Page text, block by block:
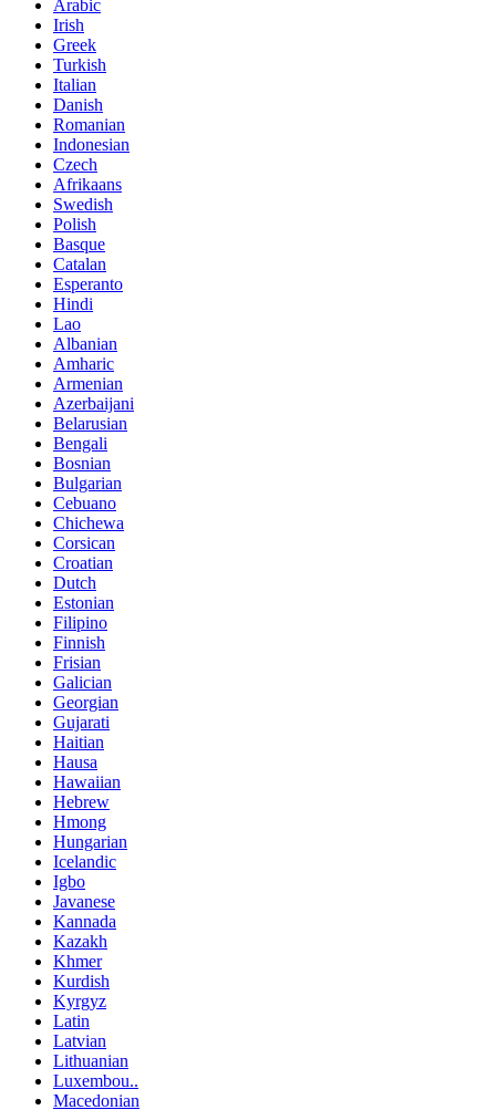
Arabic
Irish
Greek
Turkish
Italian
Danish
Romanian
Indonesian
Czech
Afrikaans
Swedish
Polish
Basque
Catalan
Esperanto
Hindi
Lao
Albanian
Amharic
Armenian
Azerbaijani
Belarusian
Bengali
Bosnian
Bulgarian
Cebuano
Chichewa
Corsican
Croatian
Dutch
Estonian
Filipino
Finnish
Frisian
Galician
Georgian
Gujarati
Haitian
Hausa
Hawaiian
Hebrew
Hmong
Hungarian
Icelandic
Igbo
Javanese
Kannada
Kazakh
Khmer
Kurdish
Kyrgyz
Latin
Latvian
Lithuanian
Luxembou..
Macedonian